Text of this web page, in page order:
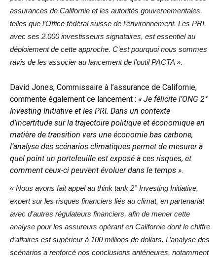
assurances de Californie et les autorités gouvernementales,
telles que l’Office fédéral suisse de l’environnement. Les PRI,
avec ses 2.000 investisseurs signataires, est essentiel au
déploiement de cette approche. C’est pourquoi nous sommes
ravis de les associer au lancement de l’outil PACTA ».
David Jones, Commissaire à l’assurance de Californie,
commente également ce lancement : « Je félicite l’ONG 2°
Investing Initiative et les PRI. Dans un contexte
d’incertitude sur la trajectoire politique et économique en
matière de transition vers une économie bas carbone,
l’analyse des scénarios climatiques permet de mesurer à
quel point un portefeuille est exposé à ces risques, et
comment ceux-ci peuvent évoluer dans le temps ».
« Nous avons fait appel au think tank 2° Investing Initiative,
expert sur les risques financiers liés au climat, en partenariat
avec d’autres régulateurs financiers, afin de mener cette
analyse pour les assureurs opérant en Californie dont le chiffre
d’affaires est supérieur à 100 millions de dollars. L’analyse des
scénarios a renforcé nos conclusions antérieures, notamment